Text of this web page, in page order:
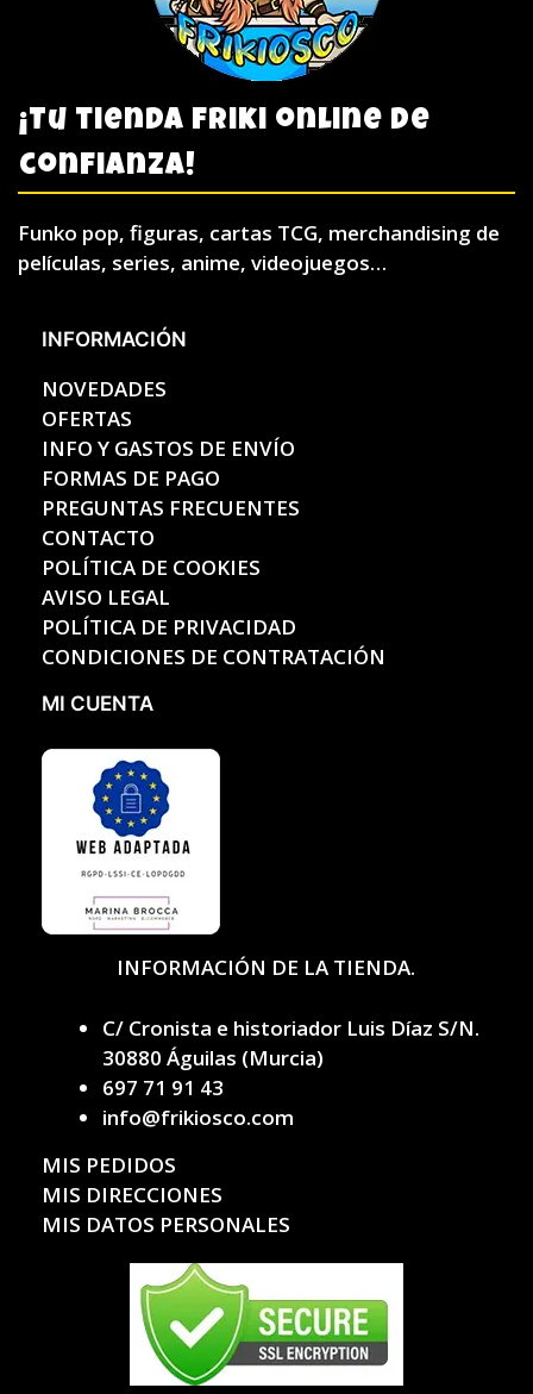
¡Tu tienda friki online de
confianza!
Funko pop, figuras, cartas TCG, merchandising de
películas, series, anime, videojuegos…
INFORMACIÓN
NOVEDADES
OFERTAS
INFO Y GASTOS DE ENVÍO
FORMAS DE PAGO
PREGUNTAS FRECUENTES
CONTACTO
POLÍTICA DE COOKIES
AVISO LEGAL
POLÍTICA DE PRIVACIDAD
CONDICIONES DE CONTRATACIÓN
MI CUENTA
INFORMACIÓN DE LA TIENDA.
C/ Cronista e historiador Luis Díaz S/N.
30880 Águilas (Murcia)
697 71 91 43
info@frikiosco.com
MIS PEDIDOS
MIS DIRECCIONES
MIS DATOS PERSONALES